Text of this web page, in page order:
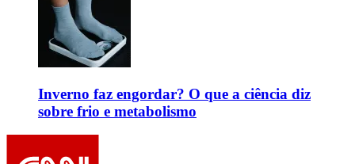
Inverno faz engordar? O que a ciência diz
sobre frio e metabolismo